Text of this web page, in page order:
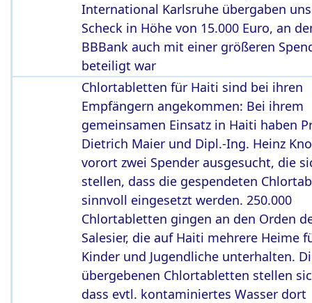
International Karlsruhe übergaben
Scheck in Höhe von 15.000 Euro, an
BBBank auch mit einer größeren
beteiligt war
Chlortabletten für Haiti sind bei ihren
Empfängern angekommen: Bei ihrem
gemeinsamen Einsatz in Haiti haben
Dietrich Maier und Dipl.-Ing. Heinz
vorort zwei Spender ausgesucht, die
stellen, dass die gespendeten
sinnvoll eingesetzt werden. 250.000
Chlortabletten gingen an den Orden
Salesier, die auf Haiti mehrere Heime
Kinder und Jugendliche unterhalten.
übergebenen Chlortabletten stellen
dass evtl. kontaminiertes Wasser dort